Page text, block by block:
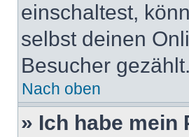
einschaltest,
selbst deinen
Besucher gezählt.
Nach oben
» Ich habe mein